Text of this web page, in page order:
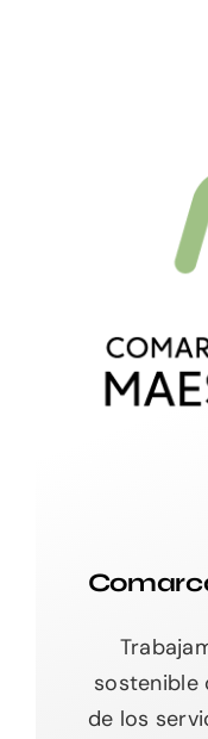
sostenible
de los